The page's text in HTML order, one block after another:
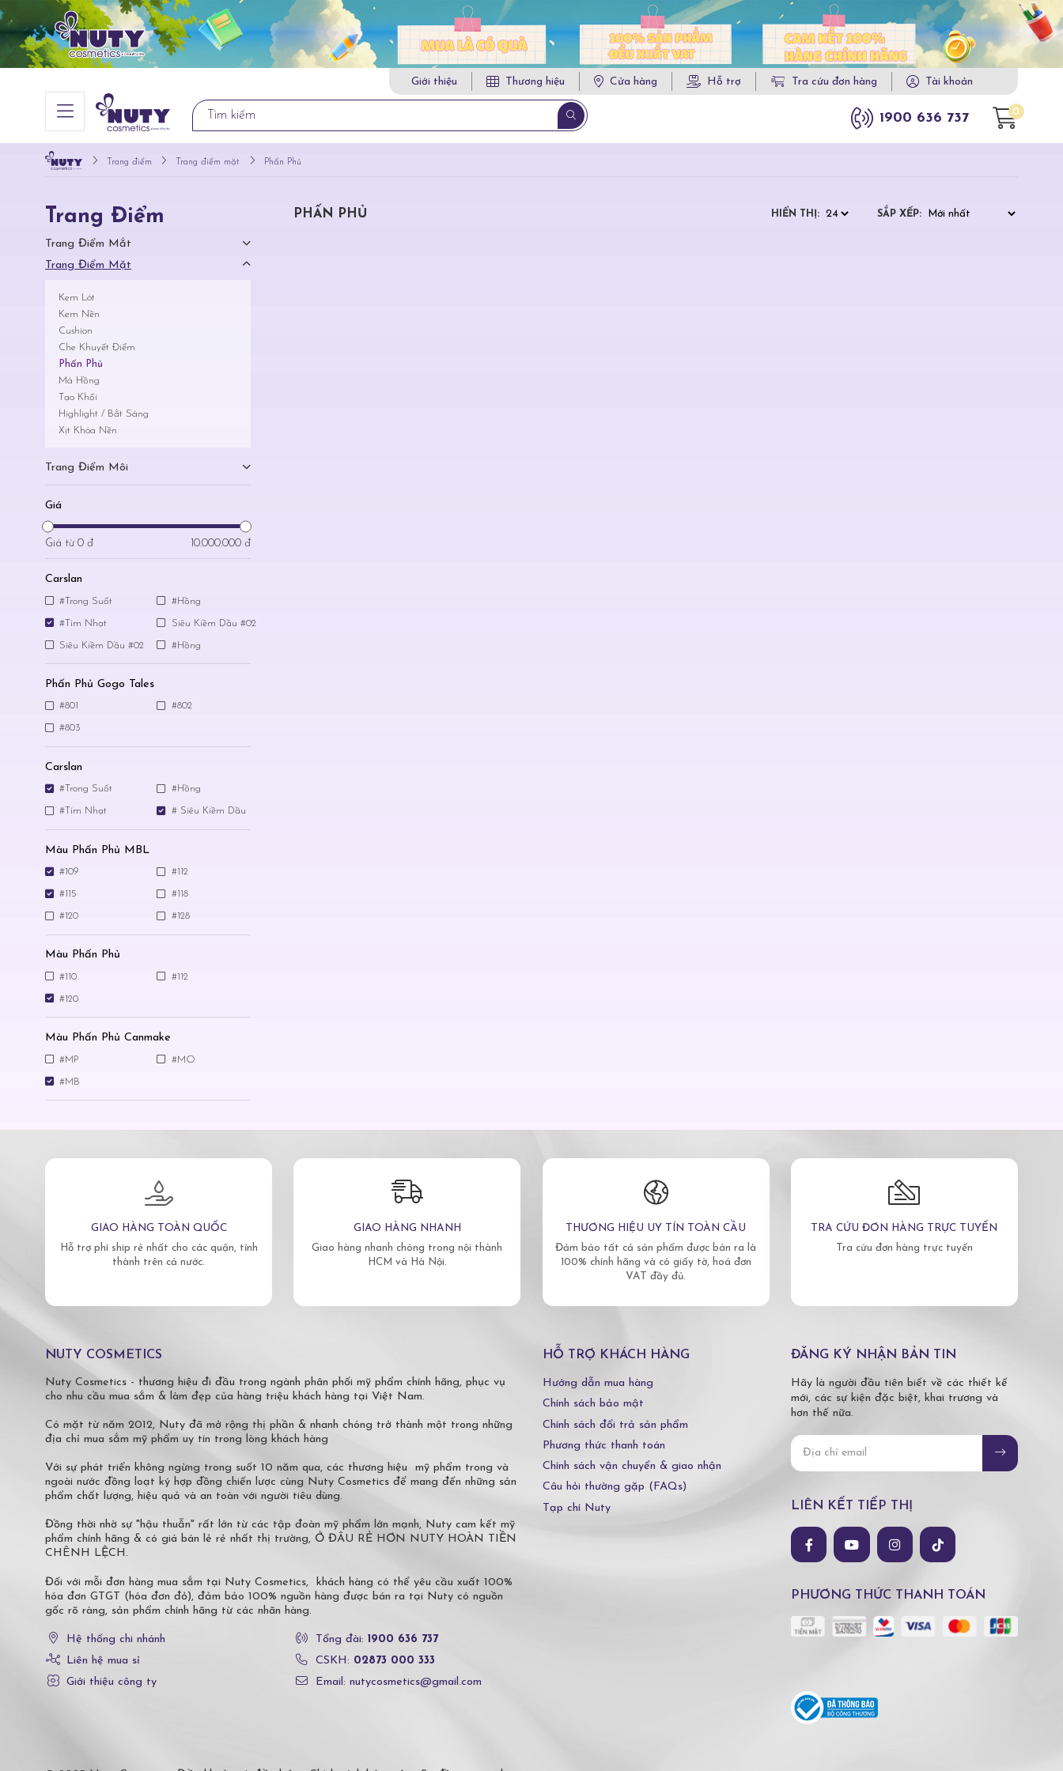
Giới thiệu Thương hiệu Cửa hàng Hỗ trợ Tra cứu đơn hàng Tài khoản
1900 636 737 0
Trang điểm Trang điểm mặt Phấn Phủ
Trang Điểm
Trang Điểm Mắt
Trang Điểm Mặt
Kem Lót
Kem Nền
Cushion
Che Khuyết Điểm
Phấn Phủ
Má Hồng
Tạo Khối
Highlight / Bắt Sáng
Xịt Khóa Nền
Trang Điểm Môi
Giá
Giá từ 0 đ 10.000.000 đ
Carslan
#Trong Suốt #Hồng
#Tím Nhạt Siêu Kiềm Dầu #02
Siêu Kiềm Dầu #02 #Hồng
Phấn Phủ Gogo Tales
#801 #802
#803
Carslan
#Trong Suốt #Hồng
#Tím Nhạt # Siêu Kiềm Dầu
Màu Phấn Phủ MBL
#109 #112
#115 #118
#120 #128
Màu Phấn Phủ
#110 #112
#120
Màu Phấn Phủ Canmake
#MP #MO
#MB
PHẤN PHỦ HIỂN THỊ: SẮP XẾP:
GIAO HÀNG TOÀN QUỐC
Hỗ trợ phí ship rẻ nhất cho các quận, tỉnh
thành trên cả nước.
GIAO HÀNG NHANH
Giao hàng nhanh chóng trong nội thành
HCM và Hà Nội.
THƯƠNG HIỆU UY TÍN TOÀN CẦU
Đảm bảo tất cả sản phẩm được bán ra là
100% chính hãng và có giấy tờ, hoá đơn
VAT đầy đủ.
TRA CỨU ĐƠN HÀNG TRỰC TUYẾN
Tra cứu đơn hàng trực tuyến
NUTY COSMETICS
Nuty Cosmetics - thương hiệu đi đầu trong ngành phân phối mỹ phẩm chính hãng, phục vụ
cho nhu cầu mua sắm & làm đẹp của hàng triệu khách hàng tại Việt Nam.
Có mặt từ năm 2012, Nuty đã mở rộng thị phần & nhanh chóng trở thành một trong những
địa chỉ mua sắm mỹ phẩm uy tín trong lòng khách hàng
Với sự phát triển không ngừng trong suốt 10 năm qua, các thương hiệu mỹ phẩm trong và
ngoài nước đồng loạt ký hợp đồng chiến lược cùng Nuty Cosmetics để mang đến những sản
phẩm chất lượng, hiệu quả và an toàn với người tiêu dùng.
Đồng thời nhờ sự "hậu thuẫn" rất lớn từ các tập đoàn mỹ phẩm lớn mạnh, Nuty cam kết mỹ
phẩm chính hãng & có giá bán lẻ rẻ nhất thị trường, Ở ĐÂU RẺ HƠN NUTY HOÀN TIỀN
CHÊNH LỆCH.
Đối với mỗi đơn hàng mua sắm tại Nuty Cosmetics, khách hàng có thể yêu cầu xuất 100%
hóa đơn GTGT (hóa đơn đỏ), đảm bảo 100% nguồn hàng được bán ra tại Nuty có nguồn
gốc rõ ràng, sản phẩm chính hãng từ các nhãn hàng.
Hệ thống chi nhánh
Liên hệ mua sỉ
Giới thiệu công ty
Tổng đài: 1900 636 737
CSKH: 02873 000 333
Email: nutycosmetics@gmail.com
HỖ TRỢ KHÁCH HÀNG
Hướng dẫn mua hàng
Chính sách bảo mật
Chính sách đổi trả sản phẩm
Phương thức thanh toán
Chính sách vận chuyển & giao nhận
Câu hỏi thường gặp (FAQs)
Tạp chí Nuty
ĐĂNG KÝ NHẬN BẢN TIN
Hãy là người đầu tiên biết về các thiết kế
mới, các sự kiện đặc biệt, khai trương và
hơn thế nữa.
LIÊN KẾT TIẾP THỊ
PHƯƠNG THỨC THANH TOÁN